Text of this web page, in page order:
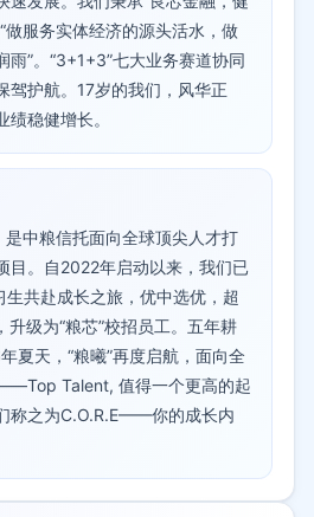
做服务实体经济的源头活水，做
雨”。“3+1+3”七大业务赛道协同
驾护航。17岁的我们，风华正
稳健增长。
是中粮信托面向全球顶尖人才打
目。自2022年启动以来，我们已
共赴成长之旅，优中选优，超
升级为“粮芯”校招员工。五年耕
夏天，“粮曦”再度启航，面向全
Talent, 值得一个更高的起
称之为C.O.R.E——你的成长内